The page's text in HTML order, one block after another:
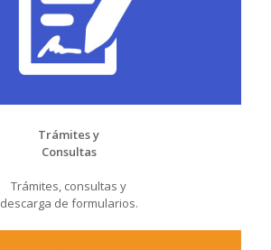
Trámites y
Consultas
Trámites, consultas y
descarga de formularios.